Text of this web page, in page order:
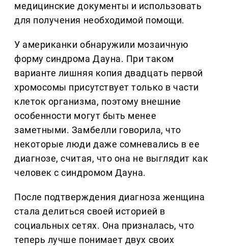
медицинские документы и использовать
для получения необходимой помощи.
У американки обнаружили мозаичную
форму синдрома Дауна. При таком
варианте лишняя копия двадцать первой
хромосомы присутствует только в части
клеток организма, поэтому внешние
особенности могут быть менее
заметными. Замбелли говорила, что
некоторые люди даже сомневались в ее
диагнозе, считая, что она не выглядит как
человек с синдромом Дауна.
После подтверждения диагноза женщина
стала делиться своей историей в
социальных сетях. Она призналась, что
теперь лучше понимает двух своих